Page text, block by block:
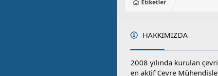
Etiketler
HAKKIMIZDA
2008 yılında kurulan
en aktif Çevre